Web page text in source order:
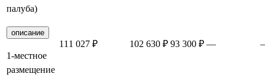
палуба)
описание
1-местное
размещение
111 027 ₽ 102 630 ₽ 93 300 ₽ —